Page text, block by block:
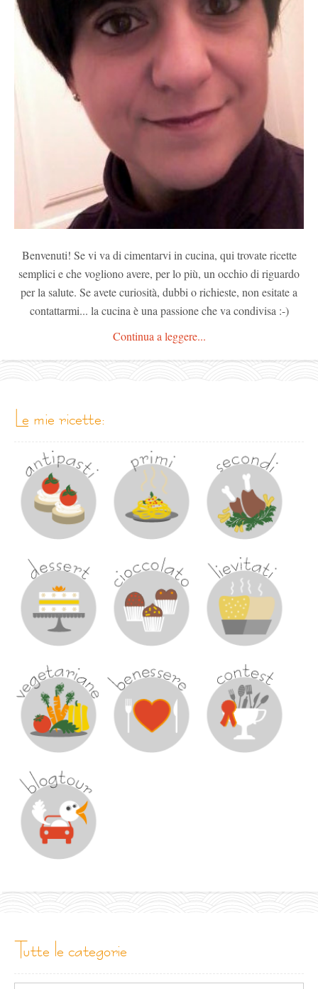
Benvenuti! Se vi va di cimentarvi in cucina, qui trovate ricette
semplici e che vogliono avere, per lo più, un occhio di riguardo
per la salute. Se avete curiosità, dubbi o richieste, non esitate a
contattarmi... la cucina è una passione che va condivisa :-)
Continua a leggere...
le mie ricette:
tutte le categorie